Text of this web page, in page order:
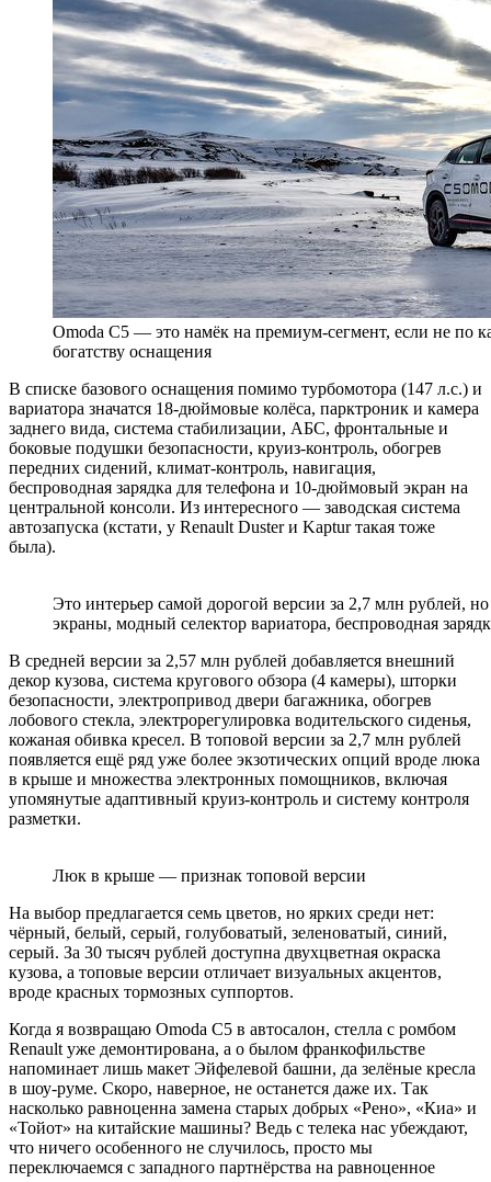
Omoda С5 — это намёк на премиум-сегмент, если не по
богатству оснащения
В списке базового оснащения помимо турбомотора (147 л.с.) и
вариатора значатся 18-дюймовые колёса, парктроник и камера
заднего вида, система стабилизации, АБС, фронтальные и
боковые подушки безопасности, круиз-контроль, обогрев
передних сидений, климат-контроль, навигация,
беспроводная зарядка для телефона и 10-дюймовый экран на
центральной консоли. Из интересного — заводская система
автозапуска (кстати, у Renault Duster и Kaptur такая тоже
была).
Это интерьер самой дорогой версии за 2,7 млн рублей,
экраны, модный селектор вариатора, беспроводная
В средней версии за 2,57 млн рублей добавляется внешний
декор кузова, система кругового обзора (4 камеры), шторки
безопасности, электропривод двери багажника, обогрев
лобового стекла, электрорегулировка водительского сиденья,
кожаная обивка кресел. В топовой версии за 2,7 млн рублей
появляется ещё ряд уже более экзотических опций вроде люка
в крыше и множества электронных помощников, включая
упомянутые адаптивный круиз-контроль и систему контроля
разметки.
Люк в крыше — признак топовой версии
На выбор предлагается семь цветов, но ярких среди нет:
чёрный, белый, серый, голубоватый, зеленоватый, синий,
серый. За 30 тысяч рублей доступна двухцветная окраска
кузова, а топовые версии отличает визуальных акцентов,
вроде красных тормозных суппортов.
Когда я возвращаю Omoda С5 в автосалон, стелла с ромбом
Renault уже демонтирована, а о былом франкофильстве
напоминает лишь макет Эйфелевой башни, да зелёные кресла
в шоу-руме. Скоро, наверное, не останется даже их. Так
насколько равноценна замена старых добрых «Рено», «Киа» и
«Тойот» на китайские машины? Ведь с телека нас убеждают,
что ничего особенного не случилось, просто мы
переключаемся с западного партнёрства на равноценное